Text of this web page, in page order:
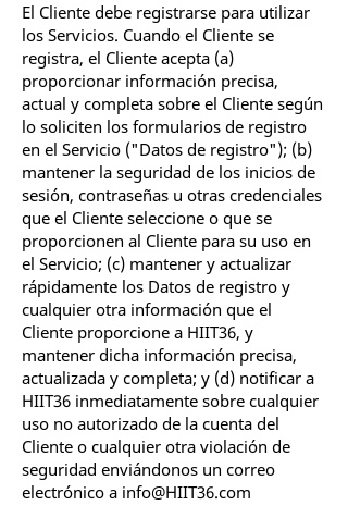
El Cliente debe registrarse para utilizar
los Servicios. Cuando el Cliente se
registra, el Cliente acepta (a)
proporcionar información precisa,
actual y completa sobre el Cliente según
lo soliciten los formularios de registro
en el Servicio ("Datos de registro"); (b)
mantener la seguridad de los inicios de
sesión, contraseñas u otras credenciales
que el Cliente seleccione o que se
proporcionen al Cliente para su uso en
el Servicio; (c) mantener y actualizar
rápidamente los Datos de registro y
cualquier otra información que el
Cliente proporcione a HIIT36, y
mantener dicha información precisa,
actualizada y completa; y (d) notificar a
HIIT36 inmediatamente sobre cualquier
uso no autorizado de la cuenta del
Cliente o cualquier otra violación de
seguridad enviándonos un correo
electrónico a info@HIIT36.com